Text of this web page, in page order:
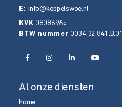
E:info@koppelswoe.nl
KVK 08086965
BTW nummer 0034.32.841.B.01
Al onze diensten
home